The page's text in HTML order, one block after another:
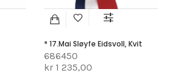
* 17.mai Sløyfe Eidsvoll, Kvit
686450
kr 1 235,00